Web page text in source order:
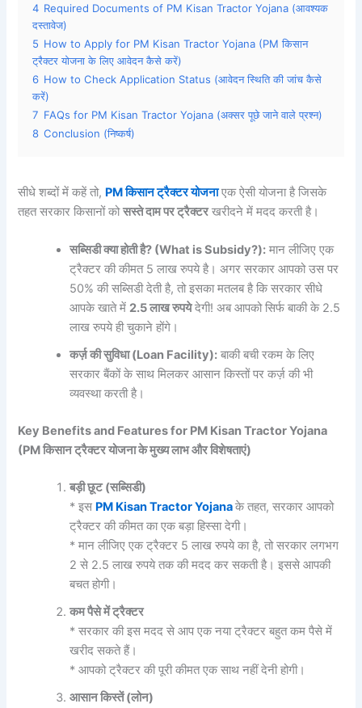
4 Required Documents of PM Kisan Tractor Yojana (आवश्यक
दस्तावेज)
5 How to Apply for PM Kisan Tractor Yojana (PM किसान
ट्रैक्टर योजना के लिए आवेदन कैसे करें)
6 How to Check Application Status (आवेदन स्थिति की जांच कैसे
करें)
7 FAQs for PM Kisan Tractor Yojana (अक्सर पूछे जाने वाले प्रश्न)
8 Conclusion (निष्कर्ष)
सीधे शब्दों में कहें तो, PM किसान ट्रैक्टर योजनाएक ऐसी योजना है जिसके
तहत सरकार किसानों कोसस्तेदामपरट्रैक्टरखरीदने में मदद करती है।
सब्सिडीक्याहोतीहै? (What is Subsidy?): मान लीजिए एक
ट्रैक्टर की कीमत 5 लाख रुपये है। अगर सरकार आपको उस पर
50% की सब्सिडी देती है, तो इसका मतलब है कि सरकार सीधे
आपके खाते में 2.5लाखरुपयेदेगी! अब आपको सिर्फ बाकी के 2.5
लाख रुपये ही चुकाने होंगे।
कर्ज़कीसुविधा (Loan Facility): बाकी बची रकम के लिए
सरकार बैंकों के साथ मिलकर आसान किस्तों पर कर्ज़ की भी
व्यवस्था करती है।
Key Benefits and Features for PM Kisan Tractor Yojana
(PMकिसानट्रैक्टरयोजनाकेमुख्यलाभऔरविशेषताएं)
बड़ीछूट (सब्सिडी)
* इस PM Kisan Tractor Yojanaके तहत, सरकार आपको
ट्रैक्टर की कीमत का एक बड़ा हिस्सा देगी।
* मान लीजिए एक ट्रैक्टर 5 लाख रुपये का है, तो सरकार लगभग
2 से 2.5 लाख रुपये तक की मदद कर सकती है। इससे आपकी
बचत होगी।
कमपैसेमेंट्रैक्टर
* सरकार की इस मदद से आप एक नया ट्रैक्टर बहुत कम पैसे में
खरीद सकते हैं।
* आपको ट्रैक्टर की पूरी कीमत एक साथ नहीं देनी होगी।
आसानकिस्तें (लोन)